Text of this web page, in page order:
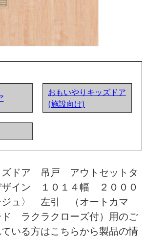
おもいやりキッズドア
(施設向け)
ズドア 吊戸 アウトセットタ
イン １０１４幅 ２０００
ュ〉 左引 （オートカマ
ラクラクローズ付）用のご
いる方はこちらから製品の情